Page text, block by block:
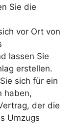
Sie die
vor Ort von
lassen Sie
erstellen.
sich für ein
haben,
der die
Umzugs